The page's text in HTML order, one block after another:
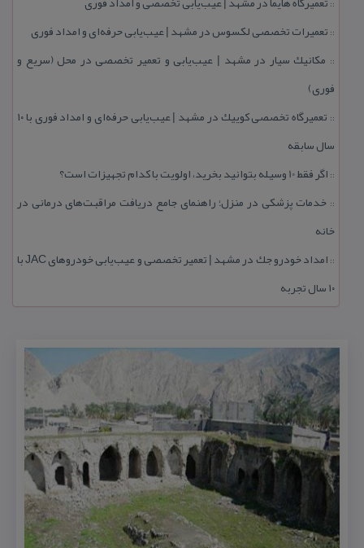
::
:: تعمیرات تخصصی لكسوس در مشهد | عیب‌یابی حرفه‌ای و امداد فوری
:: مكانیك سیار در مشهد | عیب‌یابی و تعمیر تخصصی در محل (سریع و
فوری)
::
تعمیرگاه تخصصی كوییك در مشهد | عیب‌یابی حرفه‌ای و امداد فوری با ۱۰
سال سابقه
:: اگر فقط 10 وسیله بتوانید بخرید، اولویت با كدام تجهیزات است؟
:: خدمات پزشكی در منزل؛ راهنمای جامع دریافت مراقبت‌های درمانی در
خانه
::
امداد خودرو جك در مشهد | تعمیر تخصصی و عیب‌یابی خودروهای JAC با
۱۰ سال تجربه